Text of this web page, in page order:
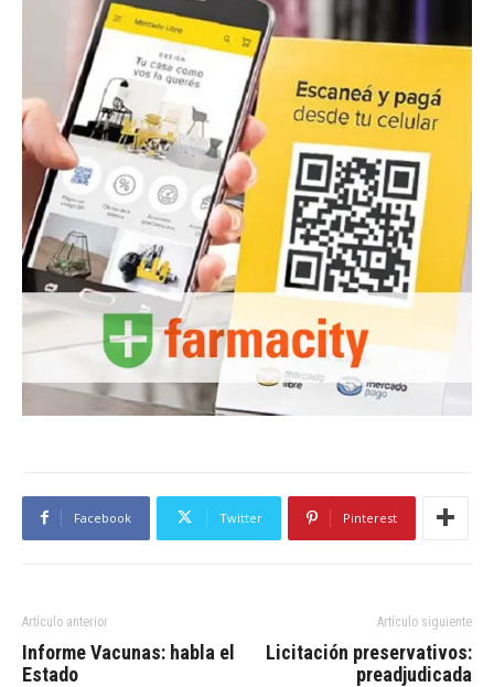
Facebook Twitter Pinterest
Artículo anterior
Informe Vacunas: habla el
Estado
Artículo siguiente
Licitación preservativos:
preadjudicada